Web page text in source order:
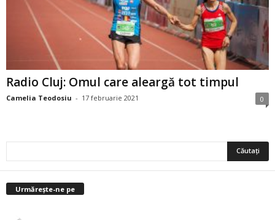
Radio Cluj: Omul care aleargă tot timpul
Camelia Teodosiu - 17 februarie 2021 0
Urmărește-ne pe